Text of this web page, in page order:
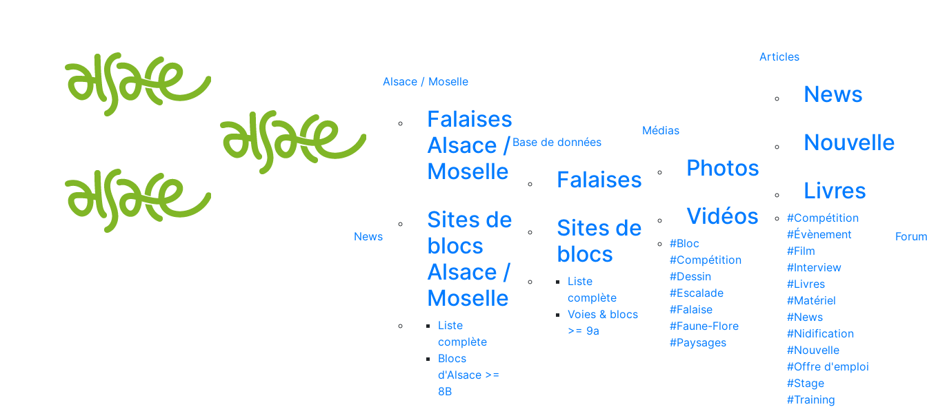
News
Alsace / Moselle
Falaises
Alsace /
Moselle
Sites de
blocs
Alsace /
Moselle
Liste
complète
Blocs
d'Alsace >=
8B
Base de données
Falaises
Sites de
blocs
Liste
complète
Voies & blocs
>= 9a
Médias
Photos
Vidéos
#Bloc
#Compétition
#Dessin
#Escalade
#Falaise
#Faune-Flore
#Paysages
Articles
News
Nouvelle
Livres
#Compétition
#Évènement
#Film
#Interview
#Livres
#Matériel
#News
#Nidification
#Nouvelle
#Offre d'emploi
#Stage
#Training
Forum